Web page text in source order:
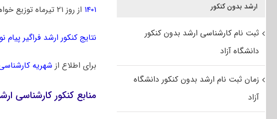
۱۴۰۱ از روز ۲۱ تیرماه توزیع خواهد شد.
نتایج کنکور ارشد فراگیر پیام نور
برای اطلاع از شهریه کارشناسی
منابع کنکور کارشناسی
ارشد بدون کنکور
ثبت نام کارشناسی ارشد بدون کنکور
دانشگاه آزاد
زمان ثبت نام ارشد بدون کنکور دانشگاه
آزاد